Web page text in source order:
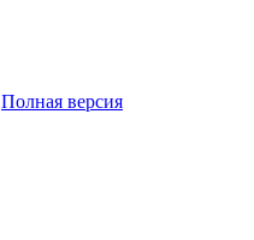
Полная версия